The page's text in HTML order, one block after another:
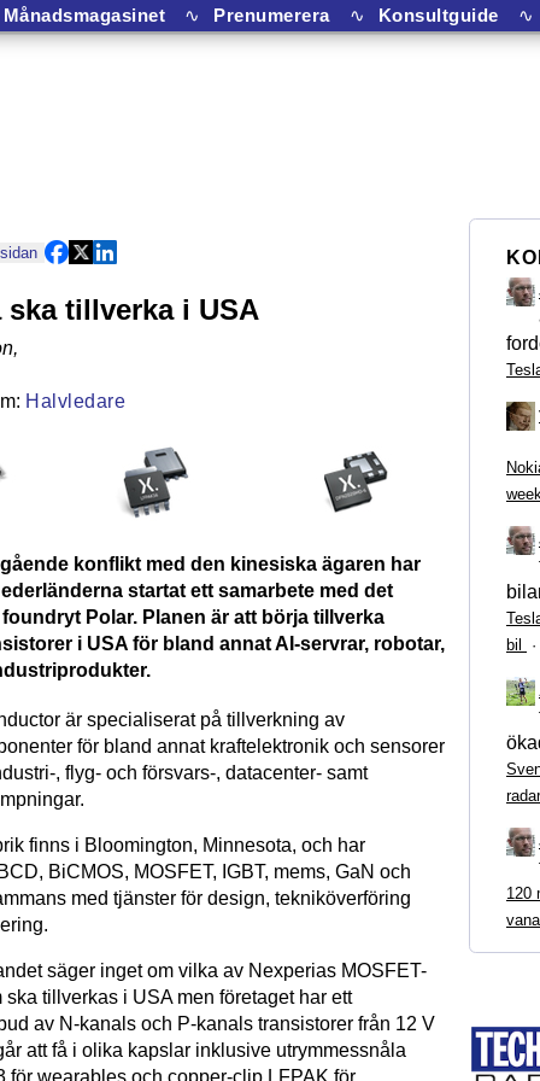
Månadsmagasinet ∿ Prenumerera ∿ Konsultguide ∿
ska tillverka i USA
,
Halvledare
konflikt med den kinesiska ägaren har
startat ett samarbete med det
Polar. Planen är att börja tillverka
i USA för bland annat AI-servrar, robotar,
är specialiserat på tillverkning av
för bland annat kraftelektronik och sensorer
, flyg- och försvars-, datacenter- samt
finns i Bloomington, Minnesota, och har
BiCMOS, MOSFET, IGBT, mems, GaN och
med tjänster för design, tekniköverföring
säger inget om vilka av Nexperias MOSFET-
ska tillverkas i USA men företaget har ett
av N-kanals och P-kanals transistorer från 12 V
att få i olika kapslar inklusive utrymmessnåla
bil
·
radar
120